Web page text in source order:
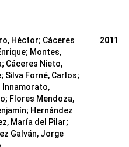
Héctor; Cáceres
; Montes,
; Cáceres Nieto,
; Silva Forné, Carlos;
Innamorato,
; Flores Mendoza,
; Hernández
María del Pilar;
Galván, Jorge
2011